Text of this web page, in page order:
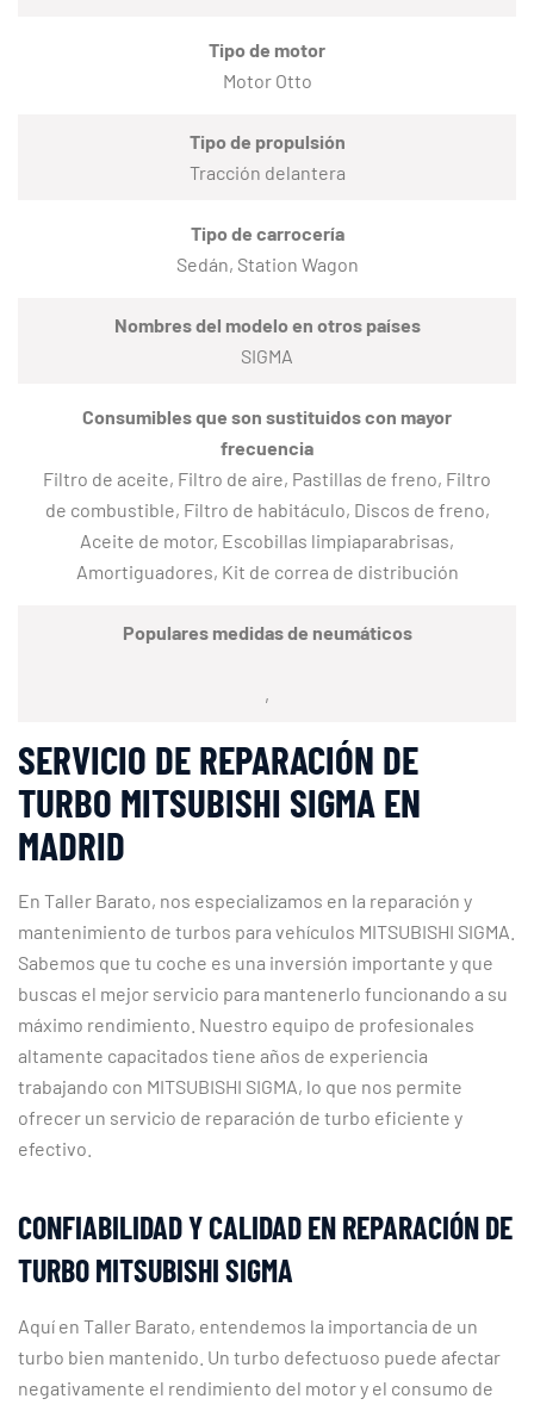
Tipo de motor
Motor Otto
Tipo de propulsión
Tracción delantera
Tipo de carrocería
Sedán, Station Wagon
Nombres del modelo en otros países
SIGMA
Consumibles que son sustituidos con mayor
frecuencia
Filtro de aceite, Filtro de aire, Pastillas de freno, Filtro
de combustible, Filtro de habitáculo, Discos de freno,
Aceite de motor, Escobillas limpiaparabrisas,
Amortiguadores, Kit de correa de distribución
Populares medidas de neumáticos
,
SERVICIO DE REPARACIÓN DE
TURBO MITSUBISHI SIGMA EN
MADRID
En Taller Barato, nos especializamos en la reparación y
mantenimiento de turbos para vehículos MITSUBISHI SIGMA.
Sabemos que tu coche es una inversión importante y que
buscas el mejor servicio para mantenerlo funcionando a su
máximo rendimiento. Nuestro equipo de profesionales
altamente capacitados tiene años de experiencia
trabajando con MITSUBISHI SIGMA, lo que nos permite
ofrecer un servicio de reparación de turbo eficiente y
efectivo.
CONFIABILIDAD Y CALIDAD EN REPARACIÓN DE
TURBO MITSUBISHI SIGMA
Aquí en Taller Barato, entendemos la importancia de un
turbo bien mantenido. Un turbo defectuoso puede afectar
negativamente el rendimiento del motor y el consumo de